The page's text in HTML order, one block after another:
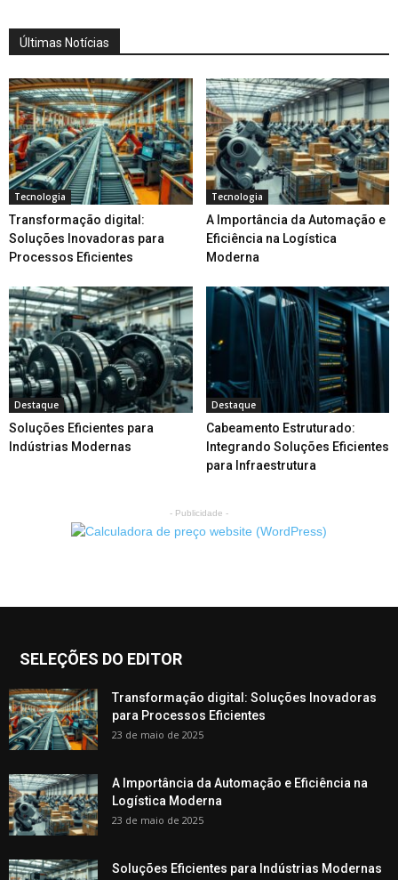
Últimas Notícias
Tecnologia
Transformação digital:
Soluções Inovadoras para
Processos Eficientes
Tecnologia
A Importância da Automação e
Eficiência na Logística
Moderna
Destaque
Soluções Eficientes para
Indústrias Modernas
Destaque
Cabeamento Estruturado:
Integrando Soluções Eficientes
para Infraestrutura
- Publicidade -
SELEÇÕES DO EDITOR
Transformação digital: Soluções Inovadoras
para Processos Eficientes
23 de maio de 2025
A Importância da Automação e Eficiência na
Logística Moderna
23 de maio de 2025
Soluções Eficientes para Indústrias Modernas